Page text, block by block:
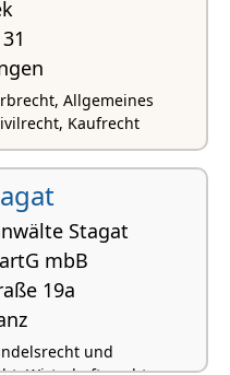
Allgemeines
Kaufrecht
Stagat
mbB
19a
und